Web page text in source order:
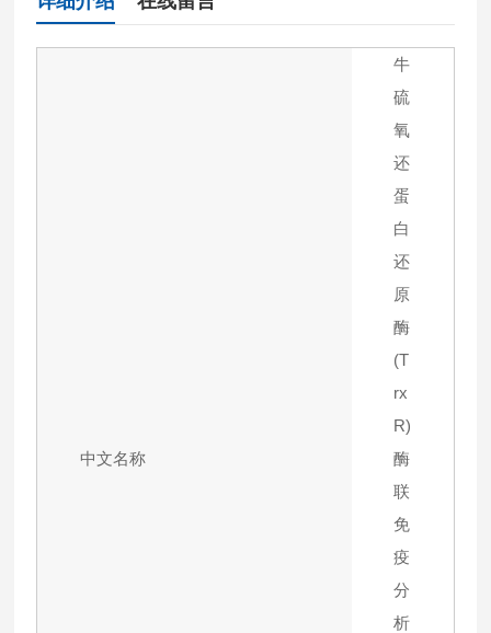
中文名称
牛
硫
氧
还
蛋
白
还
原
酶
(T
rx
R)
酶
联
免
疫
分
析